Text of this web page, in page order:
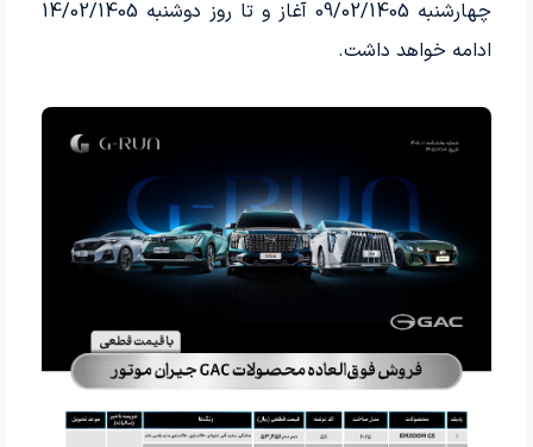
چهارشنبه 09/02/1405 آغاز و تا روز دوشنبه 14/02/1405
ادامه خواهد داشت.